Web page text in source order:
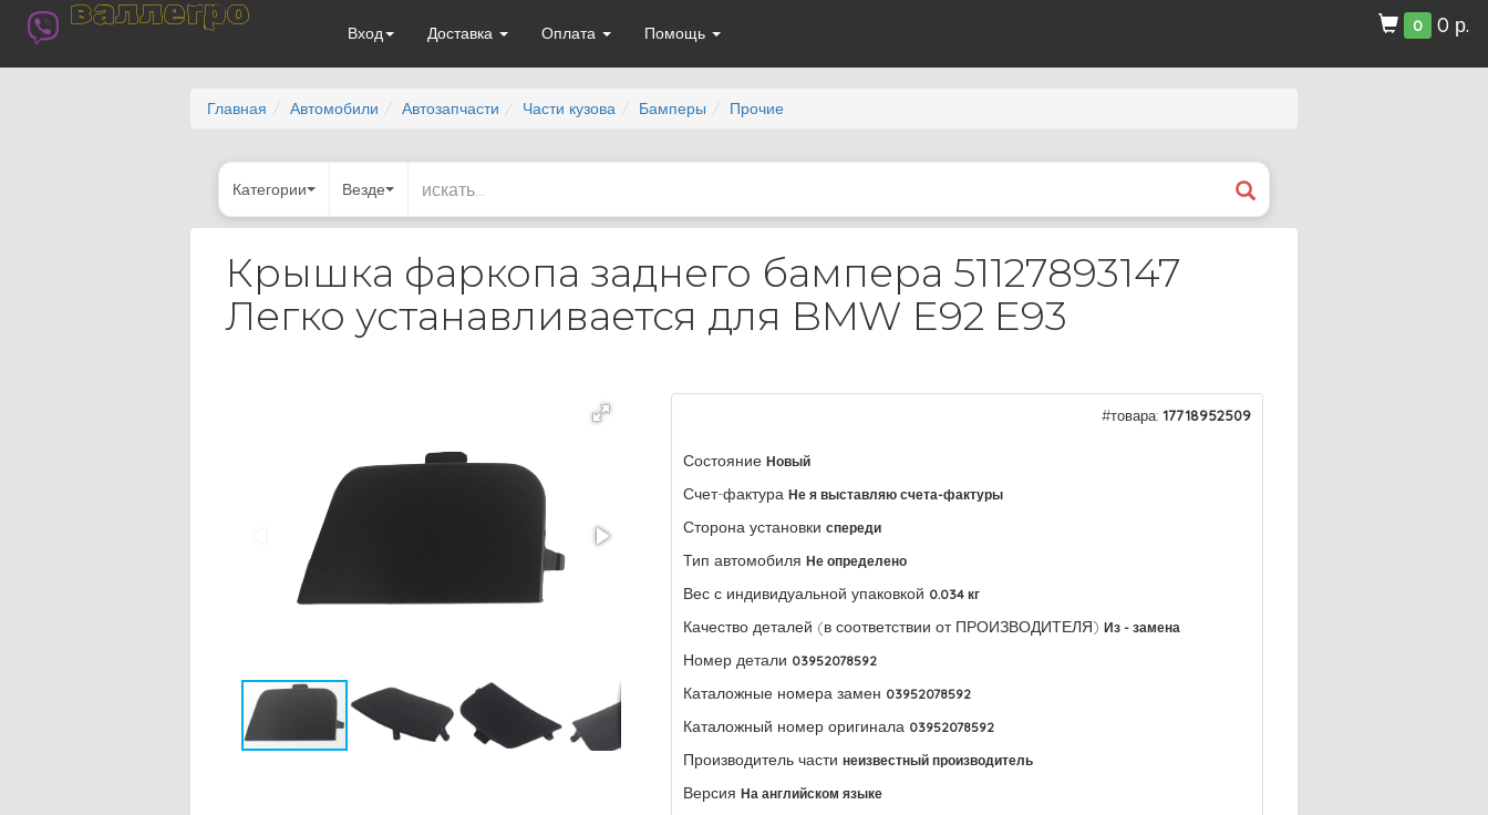
валлегро
Вход Доставка Оплата Помощь 0 0 р.
Главная Автомобили Автозапчасти Части кузова Бамперы Прочие
Категории Везде
Крышка фаркопа заднего бампера 51127893147
Легко устанавливается для BMW E92 E93
#товара: 17718952509
Состояние Новый
Счет-фактура Не я выставляю счета-фактуры
Сторона установки спереди
Тип автомобиля Не определено
Вес с индивидуальной упаковкой 0.034 кг
Качество деталей (в соответствии от ПРОИЗВОДИТЕЛЯ) Из - замена
Номер детали 03952078592
Каталожные номера замен 03952078592
Каталожный номер оригинала 03952078592
Производитель части неизвестный производитель
Версия На английском языке